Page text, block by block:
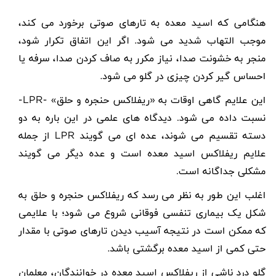
هنگامی که اسید معده به تارهای صوتی برخورد می کند،
موجب التهاب شدید می شود. اگر این اتفاق تکرار شود،
منجر به خشونت صدا، نیاز مکرر به صاف کردن صدا، سرفه یا
احساس گیر کردن چیزی در گلو می شود.
این علایم گاهی اوقات به «ریفلاکس حنجره و حلق» -LPR
-
نسبت داده می شود. دیدگاه های علمی در این باره به دو
دسته تقسیم می شوند، عده ای می گویند LPR از جمله
علایم ریفلاکس اسید معده است و عده دیگر می گویند
مشکلی جداگانه است.
اغلب این طور به نظر می رسد که ریفلاکس حنجره و حلق به
شکل یک بیماری تنفسی فوقانی شروع می شود؛ با علایمی
که ممکن است در نتیجه آسیب دیدن تارهای صوتی با مقدار
حتی کمی از اسید معده برگشتی باشد.
گلو درد ناشی از ریفلاکس اسید معده در خوانندگان، معلمان